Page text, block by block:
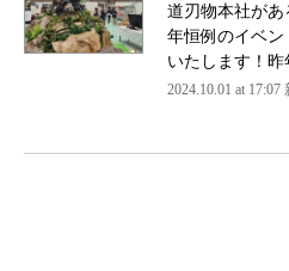
道刃物本社が
年恒例のイベ
いたします！昨
2024.10.01 at 17:07